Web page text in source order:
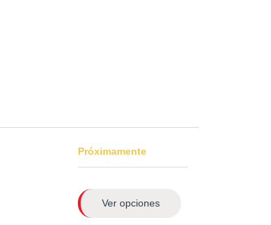
Próximamente
Ver opciones